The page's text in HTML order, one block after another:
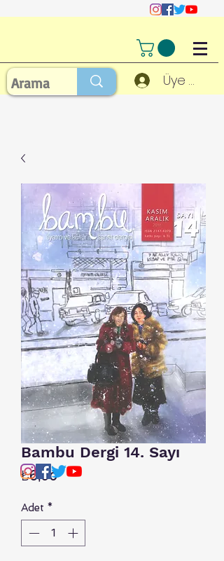
Üye Girişi
Bambu Dergi 14. Sayı
₺6,00Fiyat
Adet *